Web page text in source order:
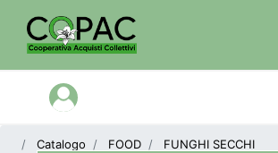
Open menu
Catalogo FOOD
FUNGHI SECCHI